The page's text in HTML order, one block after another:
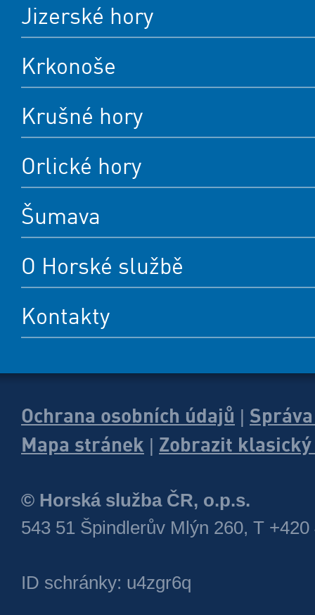
Jizerské hory
Krkonoše
Krušné hory
Orlické hory
Šumava
O Horské službě
Kontakty
Ochrana osobních údajů
Mapa stránek
Zobrazit
© Horská služba ČR, o.p.s.
543 51 Špindlerův Mlýn 260, T +420
ID schránky: u4zgr6q